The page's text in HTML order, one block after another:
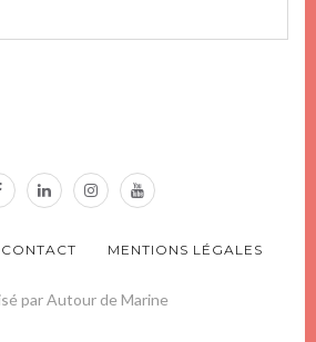
CONTACT MENTIONS LÉGALES
par Autour de Marine